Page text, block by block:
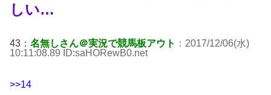
しい…
43： 名無しさん＠実況で競馬板アウト ：2017/12/06(水)
10:11:08.89 ID:saHORewB0.net
>>14